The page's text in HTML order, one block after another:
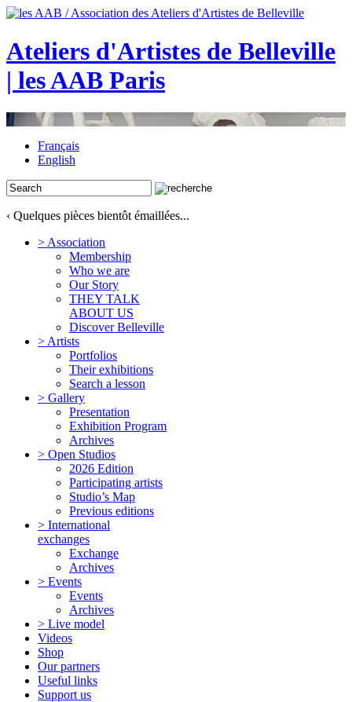
Ateliers d'Artistes de Belleville
| les AAB Paris
Français
English
‹ Quelques pièces bientôt émaillées...
> Association
Membership
Who we are
Our Story
THEY TALK
ABOUT US
Discover Belleville
> Artists
Portfolios
Their exhibitions
Search a lesson
> Gallery
Presentation
Exhibition Program
Archives
> Open Studios
2026 Edition
Participating artists
Studio’s Map
Previous editions
> International
exchanges
Exchange
Archives
> Events
Events
Archives
> Live model
Videos
Shop
Our partners
Useful links
Support us